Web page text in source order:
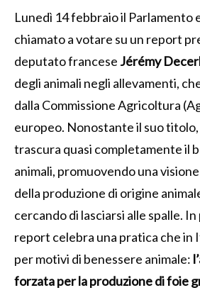
Lunedì 14 febbraio il Parlamento
chiamato a votare su un report
deputato francese Jérémy
degli animali negli allevamenti,
dalla Commissione Agricoltura
europeo. Nonostante il suo
trascura quasi completamente il
animali, promuovendo una
della produzione di origine
cercando di lasciarsi alle spalle.
report celebra una pratica che in
per motivi di benessere animale:
forzata per la produzione di foie